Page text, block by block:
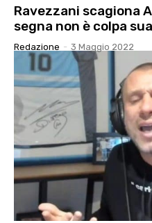
Ravezzani scagiona
segna non è colpa
Redazione - 3 Maggio 2022